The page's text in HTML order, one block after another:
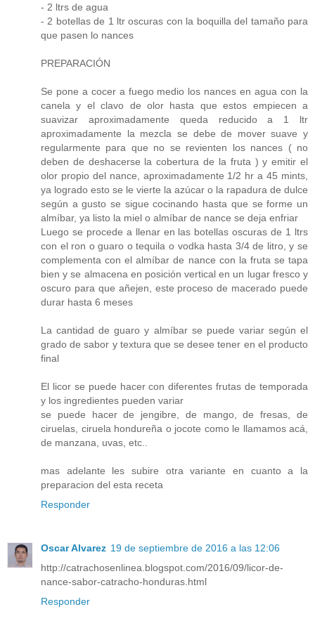
- 2 ltrs de agua
- 2 botellas de 1 ltr oscuras con la boquilla del tamaño para
que pasen lo nances
PREPARACIÓN
Se pone a cocer a fuego medio los nances en agua con la
canela y el clavo de olor hasta que estos empiecen a
suavizar aproximadamente queda reducido a 1 ltr
aproximadamente la mezcla se debe de mover suave y
regularmente para que no se revienten los nances ( no
deben de deshacerse la cobertura de la fruta ) y emitir el
olor propio del nance, aproximadamente 1/2 hr a 45 mints,
ya logrado esto se le vierte la azúcar o la rapadura de dulce
según a gusto se sigue cocinando hasta que se forme un
almíbar, ya listo la miel o almíbar de nance se deja enfriar
Luego se procede a llenar en las botellas oscuras de 1 ltrs
con el ron o guaro o tequila o vodka hasta 3/4 de litro, y se
complementa con el almíbar de nance con la fruta se tapa
bien y se almacena en posición vertical en un lugar fresco y
oscuro para que añejen, este proceso de macerado puede
durar hasta 6 meses
La cantidad de guaro y almíbar se puede variar según el
grado de sabor y textura que se desee tener en el producto
final
El licor se puede hacer con diferentes frutas de temporada
y los ingredientes pueden variar
se puede hacer de jengibre, de mango, de fresas, de
ciruelas, ciruela hondureña o jocote como le llamamos acá,
de manzana, uvas, etc..
mas adelante les subire otra variante en cuanto a la
preparacion del esta receta
Responder
Oscar Alvarez 19 de septiembre de 2016 a las 12:06
http://catrachosenlinea.blogspot.com/2016/09/licor-de-
nance-sabor-catracho-honduras.html
Responder